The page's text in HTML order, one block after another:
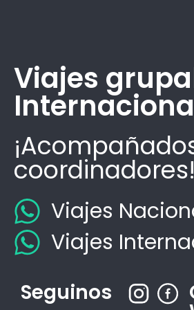
Viajes
coordinadores!
Viajes
Viajes
Seguinos